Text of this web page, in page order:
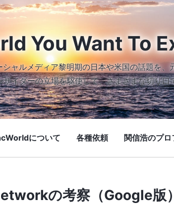
You Want To
ャルメディア黎明期の日本や米国の話題を、
イダーの立場を駆使して、さまざまな切り口
について 各種依頼 関信浩のプ
の考察（Google版